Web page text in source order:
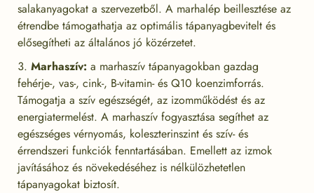
salakanyagokat a szervezetből. A marhalép beillesztése az
étrendbe támogathatja az optimális tápanyagbevitelt és
elősegítheti az általános jó közérzetet.
Marhaszív: a marhaszív tápanyagokban gazdag
fehérje-, vas-, cink-, B-vitamin- és Q10 koenzimforrás.
Támogatja a szív egészségét, az izomműködést és az
energiatermelést. A marhaszív fogyasztása segíthet az
egészséges vérnyomás, koleszterinszint és szív- és
érrendszeri funkciók fenntartásában. Emellett az izmok
javításához és növekedéséhez is nélkülözhetetlen
tápanyagokat biztosít.